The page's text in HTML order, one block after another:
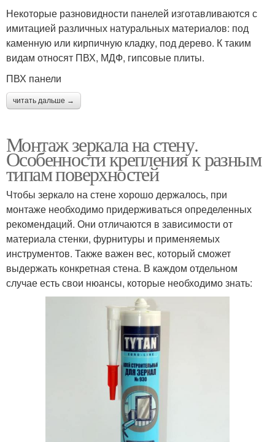
Некоторые разновидности панелей изготавливаются с
имитацией различных натуральных материалов: под
каменную или кирпичную кладку, под дерево. К таким
видам относят ПВХ, МДФ, гипсовые плиты.
ПВХ панели
читать дальше →
Монтаж зеркала на стену.
Особенности крепления к разным
типам поверхностей
Чтобы зеркало на стене хорошо держалось, при
монтаже необходимо придерживаться определенных
рекомендаций. Они отличаются в зависимости от
материала стенки, фурнитуры и применяемых
инструментов. Также важен вес, который сможет
выдержать конкретная стена. В каждом отдельном
случае есть свои нюансы, которые необходимо знать: